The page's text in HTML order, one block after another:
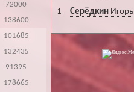
72000
138600
101685
132435
91395
178665
1
СерёдкинИгорь